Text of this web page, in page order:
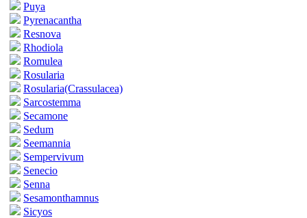
Puya
Pyrenacantha
Resnova
Rhodiola
Romulea
Rosularia
Rosularia(Crassulacea)
Sarcostemma
Secamone
Sedum
Seemannia
Sempervivum
Senecio
Senna
Sesamonthamnus
Sicyos